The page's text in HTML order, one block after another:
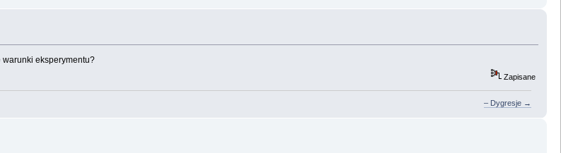
warunki eksperymentu?
Zapisane
– Dygresje →